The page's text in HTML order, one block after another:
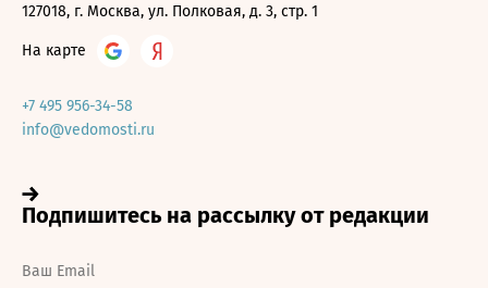
127018, г. Москва, ул. Полковая, д. 3, стр. 1
На карте
+7 495 956-34-58
info@vedomosti.ru